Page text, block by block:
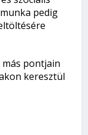
pedig
pontjain
keresztül